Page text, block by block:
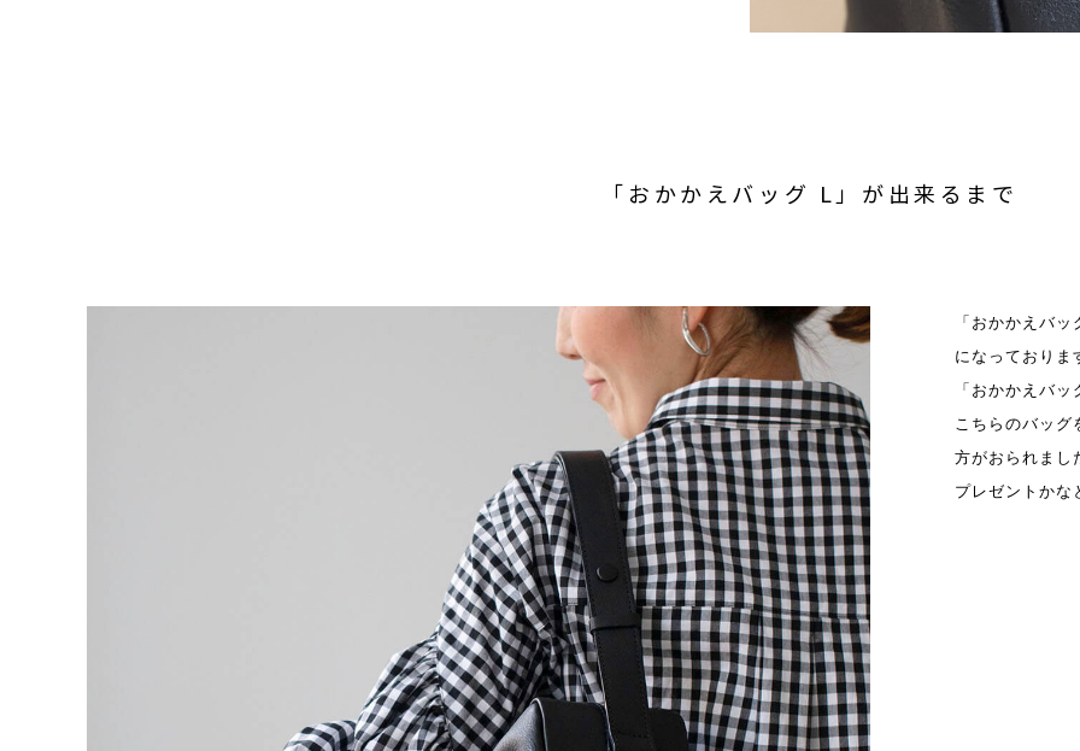
「おかかえバッグ L」が出来るまで
「おかかえバ
になっておりま
「おかかえバ
こちらのバッグ
方がおられまし
プレゼントかな